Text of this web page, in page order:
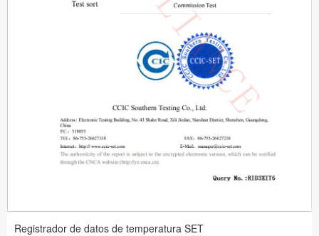
Registrador de datos de temperatura SET